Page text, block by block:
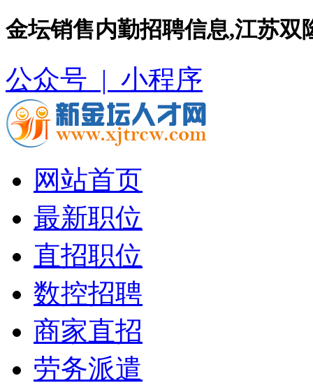
金坛销售内勤招聘信息,江苏
公众号 | 小程序
网站首页
最新职位
直招职位
数控招聘
商家直招
劳务派遣